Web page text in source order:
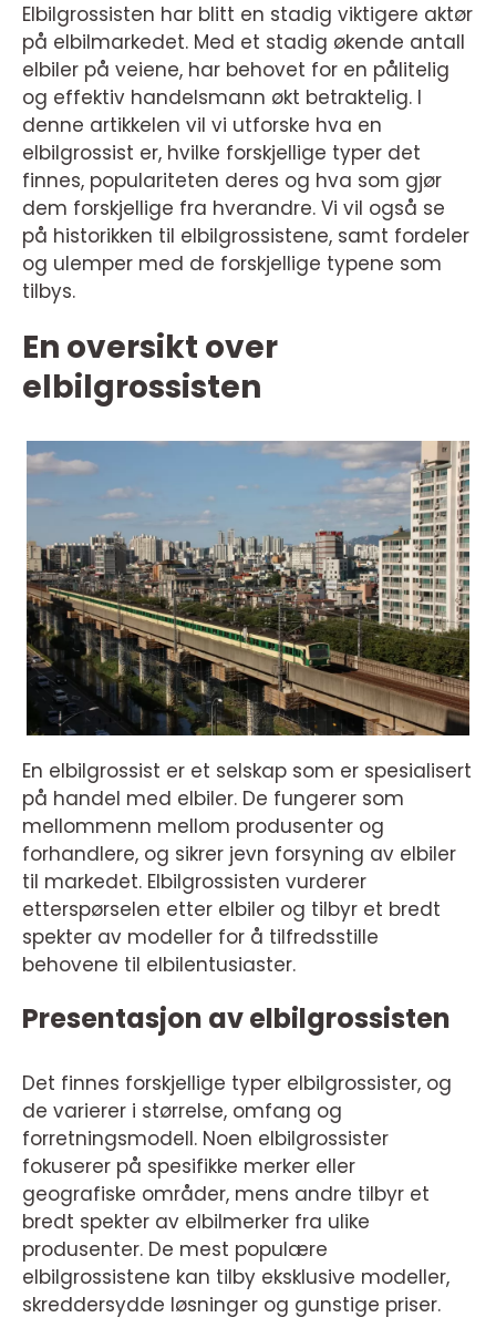
Elbilgrossisten har blitt en stadig viktigere aktør
på elbilmarkedet. Med et stadig økende antall
elbiler på veiene, har behovet for en pålitelig
og effektiv handelsmann økt betraktelig. I
denne artikkelen vil vi utforske hva en
elbilgrossist er, hvilke forskjellige typer det
finnes, populariteten deres og hva som gjør
dem forskjellige fra hverandre. Vi vil også se
på historikken til elbilgrossistene, samt fordeler
og ulemper med de forskjellige typene som
tilbys.
En oversikt over
elbilgrossisten
En elbilgrossist er et selskap som er spesialisert
på handel med elbiler. De fungerer som
mellommenn mellom produsenter og
forhandlere, og sikrer jevn forsyning av elbiler
til markedet. Elbilgrossisten vurderer
etterspørselen etter elbiler og tilbyr et bredt
spekter av modeller for å tilfredsstille
behovene til elbilentusiaster.
Presentasjon av elbilgrossisten
Det finnes forskjellige typer elbilgrossister, og
de varierer i størrelse, omfang og
forretningsmodell. Noen elbilgrossister
fokuserer på spesifikke merker eller
geografiske områder, mens andre tilbyr et
bredt spekter av elbilmerker fra ulike
produsenter. De mest populære
elbilgrossistene kan tilby eksklusive modeller,
skreddersydde løsninger og gunstige priser.